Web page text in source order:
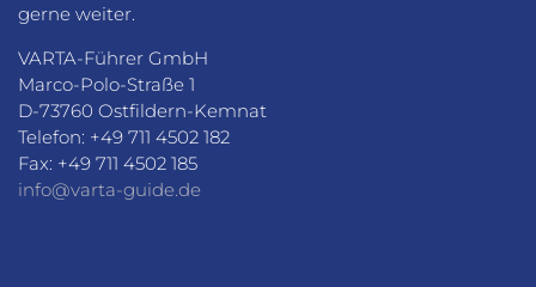
gerne weiter.
VARTA-Führer GmbH
Marco-Polo-Straße 1
D-73760 Ostfildern-Kemnat
Telefon: +49 711 4502 182
Fax: +49 711 4502 185
info@varta-guide.de